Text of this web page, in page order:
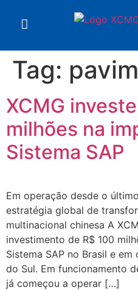
Tag:
XCMG
milhões na
Sistema SAP
Em operação desde o
estratégia global de
multinacional chinesa A
investimento de R$ 100
Sistema SAP no Brasil e
do Sul. Em funcionamento
já começou a operar […]